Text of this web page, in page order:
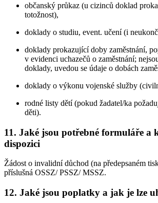
občanský průkaz (u cizinců doklad
totožnost),
doklady o studiu, event. učení (i
doklady prokazující doby zaměstnání,
v evidenci uchazečů o zaměstnání;
doklady, uvedou se údaje o dobách
doklady o výkonu vojenské služby
rodné listy dětí (pokud žadatel/ka
děti).
11. Jaké jsou potřebné formuláře a
dispozici
Žádost o invalidní důchod (na předepsaném
příslušná OSSZ/ PSSZ/ MSSZ.
12. Jaké jsou poplatky a jak je lze